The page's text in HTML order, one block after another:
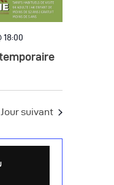
a
t
i
n
d
e
e
m
n
18:00
Jour suivant